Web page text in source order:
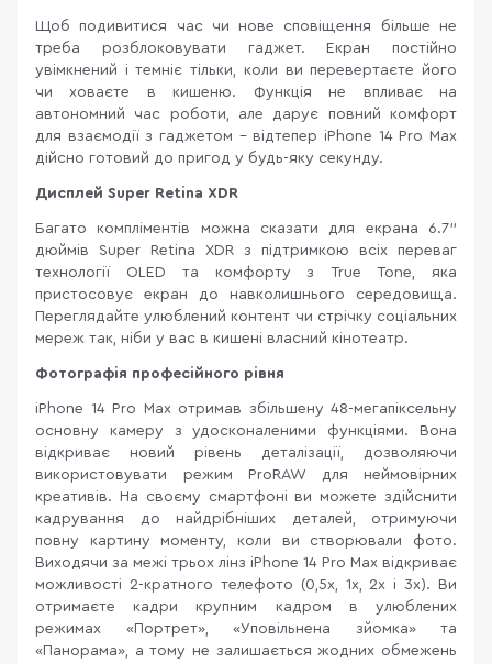
Щоб подивитися час чи нове сповіщення більше не
треба розблоковувати гаджет. Екран постійно
увімкнений і темніє тільки, коли ви перевертаєте його
чи ховаєте в кишеню. Функція не впливає на
автономний час роботи, але дарує повний комфорт
для взаємодії з гаджетом – відтепер iPhone 14 Pro Max
дійсно готовий до пригод у будь-яку секунду.
Дисплей Super Retina XDR
Багато компліментів можна сказати для екрана 6.7"
дюймів Super Retina XDR з підтримкою всіх переваг
технології OLED та комфорту з True Tone, яка
пристосовує екран до навколишнього середовища.
Переглядайте улюблений контент чи стрічку соціальних
мереж так, ніби у вас в кишені власний кінотеатр.
Фотографія професійного рівня
iPhone 14 Pro Max отримав збільшену 48-мегапіксельну
основну камеру з удосконаленими функціями. Вона
відкриває новий рівень деталізації, дозволяючи
використовувати режим ProRAW для неймовірних
креативів. На своєму смартфоні ви можете здійснити
кадрування до найдрібніших деталей, отримуючи
повну картину моменту, коли ви створювали фото.
Виходячи за межі трьох лінз iPhone 14 Pro Max відкриває
можливості 2-кратного телефото (0,5x, 1x, 2x і 3x). Ви
отримаєте кадри крупним кадром в улюблених
режимах «Портрет», «Уповільнена зйомка» та
«Панорама», а тому не залишається жодних обмежень